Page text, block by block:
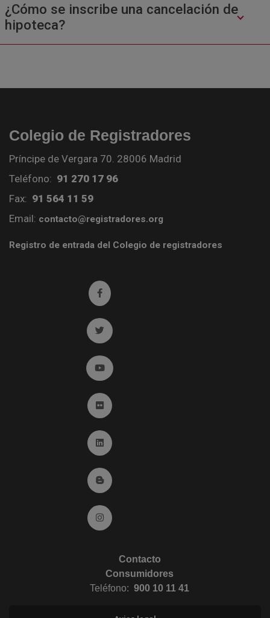
¿Cómo se inscribe una cancelación de
hipoteca?
Colegio de Registradores
Príncipe de Vergara 70. 28006 Madrid
Teléfono: 91 270 17 96
Fax: 91 564 11 59
Email: contacto@registradores.org
Registro de entrada del Colegio de registradores
Ir a facebook (abre en ventana nueva)
Ir a twitter (abre en ventana nueva)
Ir a YouTube (abre en ventana nueva)
Ir a Flickr (abre en ventana nueva)
Ir a Linkedin (abre en ventana nueva)
Ir al Blog (abre en ventana nueva)
Ir a Instagram (abre en ventana nueva)
Contacto
Consumidores
Teléfono: 900 10 11 41